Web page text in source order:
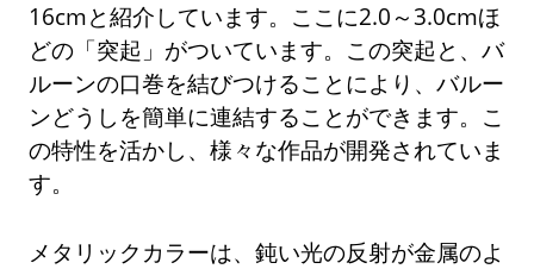
16cmと紹介しています。ここに2.0～3.0cmほ
どの「突起」がついています。この突起と、バ
ルーンの口巻を結びつけることにより、バルー
ンどうしを簡単に連結することができます。こ
の特性を活かし、様々な作品が開発されていま
す。
メタリックカラーは、鈍い光の反射が金属のよ